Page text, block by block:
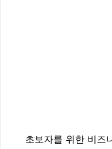
초보자를 위한 비즈